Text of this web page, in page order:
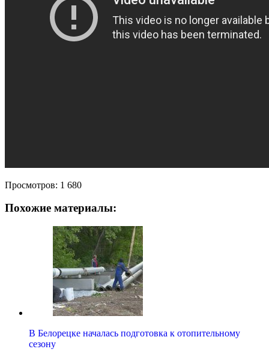
Просмотров: 1 680
Похожие материалы:
В Белорецке началась подготовка к отопительному
сезону